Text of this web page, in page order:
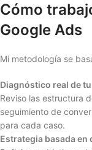
Cómo
Google Ads
Mi metodología se
Diagnóstico real de
Reviso las estructura
seguimiento de
para cada caso.
Estrategia basada en